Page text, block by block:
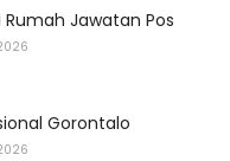
Jawatan Pos
Gorontalo